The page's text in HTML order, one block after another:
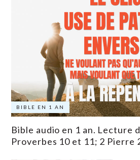
BIBLE EN 1 AN
Bible audio en 1 an. Lecture
Proverbes 10 et 11; 2 Pierre